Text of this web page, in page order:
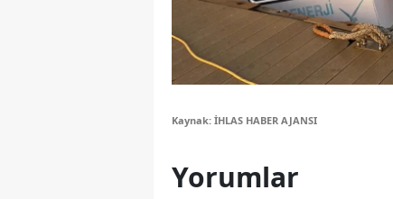
Kaynak: İHLAS HABER AJANSI
Yorumlar